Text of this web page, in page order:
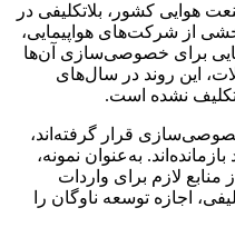
کشور، بلاتکلیفی در
از شرکت‌های هواپیمایی،
برای خصوصی‌سازی آن‌ها
این روند در سال‌های
نشده است.
قرار گرفته‌اند،
به‌عنوان نمونه،
لازم برای واردات
اجازه توسعه ناوگان را